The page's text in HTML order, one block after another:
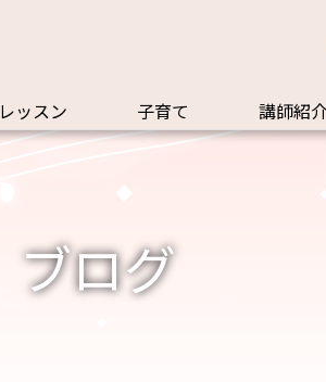
レッスン 子育て 講師紹
ブログ